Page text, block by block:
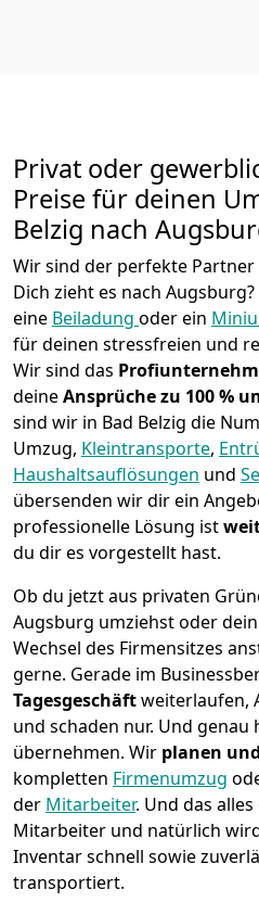
Privat oder
Preise für deinen
Belzig nach
Wir sind der perfekte
Dich zieht es nach Augsburg?
eine Beiladung oder ein
für deinen stressfreien und
Wir sind das
deineAnsprüche zu 100 %
sind wir in Bad Belzig die
Umzug, Kleintransporte,
Haushaltsauflösungen und
übersenden wir dir ein
professionelle Lösung ist
du dir es vorgestellt hast.
Ob du jetzt aus privaten
Augsburg umziehst oder
Wechsel des Firmensitzes
gerne. Gerade im
Tagesgeschäftweiterlaufen,
und schaden nur. Und
übernehmen. Wir planen
kompletten Firmenumzug
der Mitarbeiter. Und das
Mitarbeiter und natürlich
Inventar schnell sowie
transportiert.